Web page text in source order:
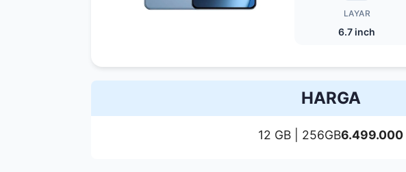
LAYAR
6.7 inch
HARGA
12 GB | 256GB6.499.000